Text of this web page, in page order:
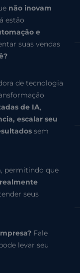
não inovam
estão
e
suas vendas
de tecnologia
de IA,
escalar seu
sem
, permitindo que
seus
Fale
levar seu